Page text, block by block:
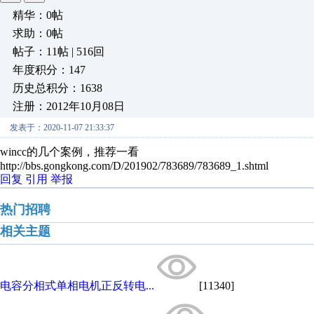
精华：0帖
求助：0帖
帖子：11帖 | 516回
年度积分：147
历史总积分：1638
注册：2012年10月08日
发表于：2020-11-07 21:33:37
wincc的几个案例，推荐一看
http://bbs.gongkong.com/D/201902/783689/783689_1.shtml
回复 引用 举报
热门招聘
相关主题
电容分相式单相电机正反转电... [11340]